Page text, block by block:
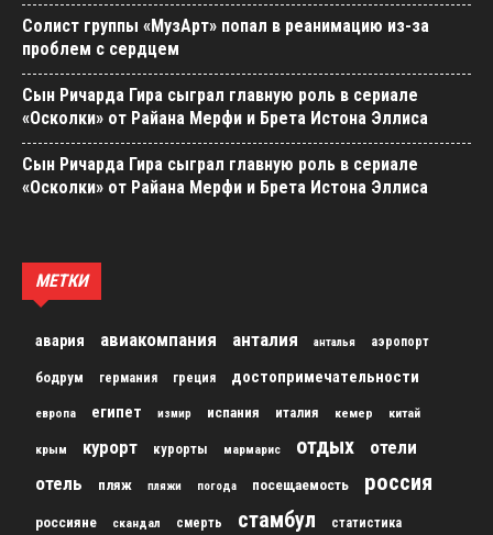
Солист группы «МузАрт» попал в реанимацию из-за
проблем с сердцем
Сын Ричарда Гира сыграл главную роль в сериале
«Осколки» от Райана Мерфи и Брета Истона Эллиса
Сын Ричарда Гира сыграл главную роль в сериале
«Осколки» от Райана Мерфи и Брета Истона Эллиса
МЕТКИ
авария авиакомпания анталия анталья аэропорт
бодрум германия греция достопримечательности
европа египет измир испания италия кемер китай
крым курорт курорты мармарис отдых
отели
отель
пляж пляжи погода посещаемость россия
россияне скандал смерть стамбул статистика